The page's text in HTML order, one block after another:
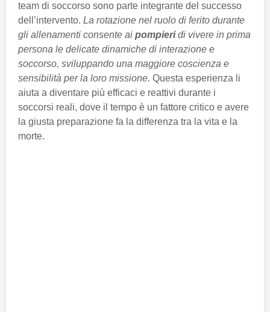
team di soccorso sono parte integrante del successo
dell’intervento. La rotazione nel ruolo di ferito durante
gli allenamenti consente ai pompieridi vivere in prima
persona le delicate dinamiche di interazione e
soccorso, sviluppando una maggiore coscienza e
sensibilità per la loro missione. Questa esperienza li
aiuta a diventare più efficaci e reattivi durante i
soccorsi reali, dove il tempo è un fattore critico e avere
la giusta preparazione fa la differenza tra la vita e la
morte.